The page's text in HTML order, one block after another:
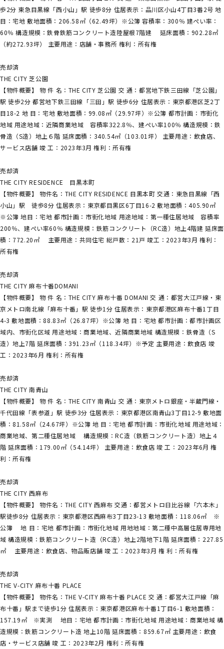
歩2分 東急目黒線「西小山」駅 徒歩8分 住居表示：品川区小山4丁目3番2号 地
目：宅地 敷地面積：206.58㎡（62.49坪）※公簿 容積率：300％ 建ぺい率：
60％ 構造規模：鉄骨鉄筋コンクリート造陸屋根7階建 延床面積：902.28㎡
（約272.93坪） 主要用途：店舗・事務所 権利：所有権
売却済
THE CITY 芝公園
【物件概要】 物 件 名：THE CITY 芝公園 交 通：都営地下鉄三田線「芝公園」
駅 徒歩2分 都営地下鉄三田線「三田」駅 徒歩6分 住居表示：東京都港区芝2丁
目18-2 地 目：宅地 敷地面積：99.08㎡（29.97坪）※公簿 都市計画：市街化
地域 用途地域：近隣商業地域 容積率322.8％、建ぺい率100％ 構造規模：鉄
骨造（S造）地上６階 延床面積：340.54㎡（103.01坪） 主要用途：飲食店、
サービス店舗 竣 工：2023年3月 権利：所有権
売却済
THE CITY RESIDENCE 目黒本町
【物件概要】 物件名：THE CITY RESIDENCE 目黒本町 交通：東急目黒線「西
小山」駅 徒歩8分 住居表示：東京都目黒区6丁目16-2 敷地面積：405.90㎡
※公簿 地目：宅地 都市計画：市街化地域 用途地域：第一種住居地域 容積率
200％、建ぺい率60％ 構造規模：鉄筋コンクリート（RC造）地上4階建 延床面
積：772.20㎡ 主要用途：共同住宅 総戸数：21戸 竣工：2023年3月 権利：
所有権
売却済
THE CITY 麻布十番DOMANI
【物件概要】 物 件 名：THE CITY 麻布十番 DOMANI 交 通：都営大江戸線・東
京メトロ南北線「麻布十番」駅 徒歩1分 住居表示：東京都港区麻布十番1丁目
4-3 敷地面積：88.83㎡（26.87坪）※公簿 地 目：宅地 都市計画：都市計画区
域内、市街化区域 用途地域：商業地域、近隣商業地域 構造規模：鉄骨造（S
造）地上7階 延床面積：391.23㎡（118.34坪）※予定 主要用途：飲食店 竣
工：2023年6月 権利：所有権
売却済
THE CITY 南青山
【物件概要】 物 件 名：THE CITY 南青山 交 通：東京メトロ銀座・半蔵門線・
千代田線「表参道」駅 徒歩3分 住居表示：東京都港区南青山3丁目12-9 敷地面
積：81.58㎡（24.67坪）※公簿 地 目：宅地 都市計画：市街化地域 用途地域：
商業地域、第二種住居地域 構造規模：RC造（鉄筋コンクリート造）地上４
階 延床面積：179.00㎡（54.14坪） 主要用途：飲食店 竣 工：2023年6月 権
利：所有権
売却済
THE CITY 西麻布
【物件概要】 物件名：THE CITY 西麻布 交通：都営メトロ日比谷線「六本木」
駅徒歩8分 住居表示：東京都港区西麻布3丁目23-13 敷地面積：118.06㎡ ※
公簿 地 目：宅地 都市計画：市街化地域 用地地域：第二種中高層住居専用地
域 構造規模：鉄筋コンクリート造（RC造）地上2階地下1階 延床面積：227.85
㎡ 主要用途：飲食店、物品販店舗 竣 工：2023年3月 権 利：所有権
売却済
THE V-CITY 麻布十番 PLACE
【物件概要】 物件名：THE V-CITY 麻布十番 PLACE 交 通：都営大江戸線「麻
布十番」駅まで徒歩1分 住居表示：東京都港区麻布十番1丁目6-1 敷地面積：
157.19㎡ ※実測 地目：宅地 都市計画：市街化地域 用途地域：商業地域 構
造規模：鉄筋コンクリート造 地上10階 延床面積：859.67㎡ 主要用途：飲食
店・サービス店舗 竣 工：2023年2月 権利：所有権